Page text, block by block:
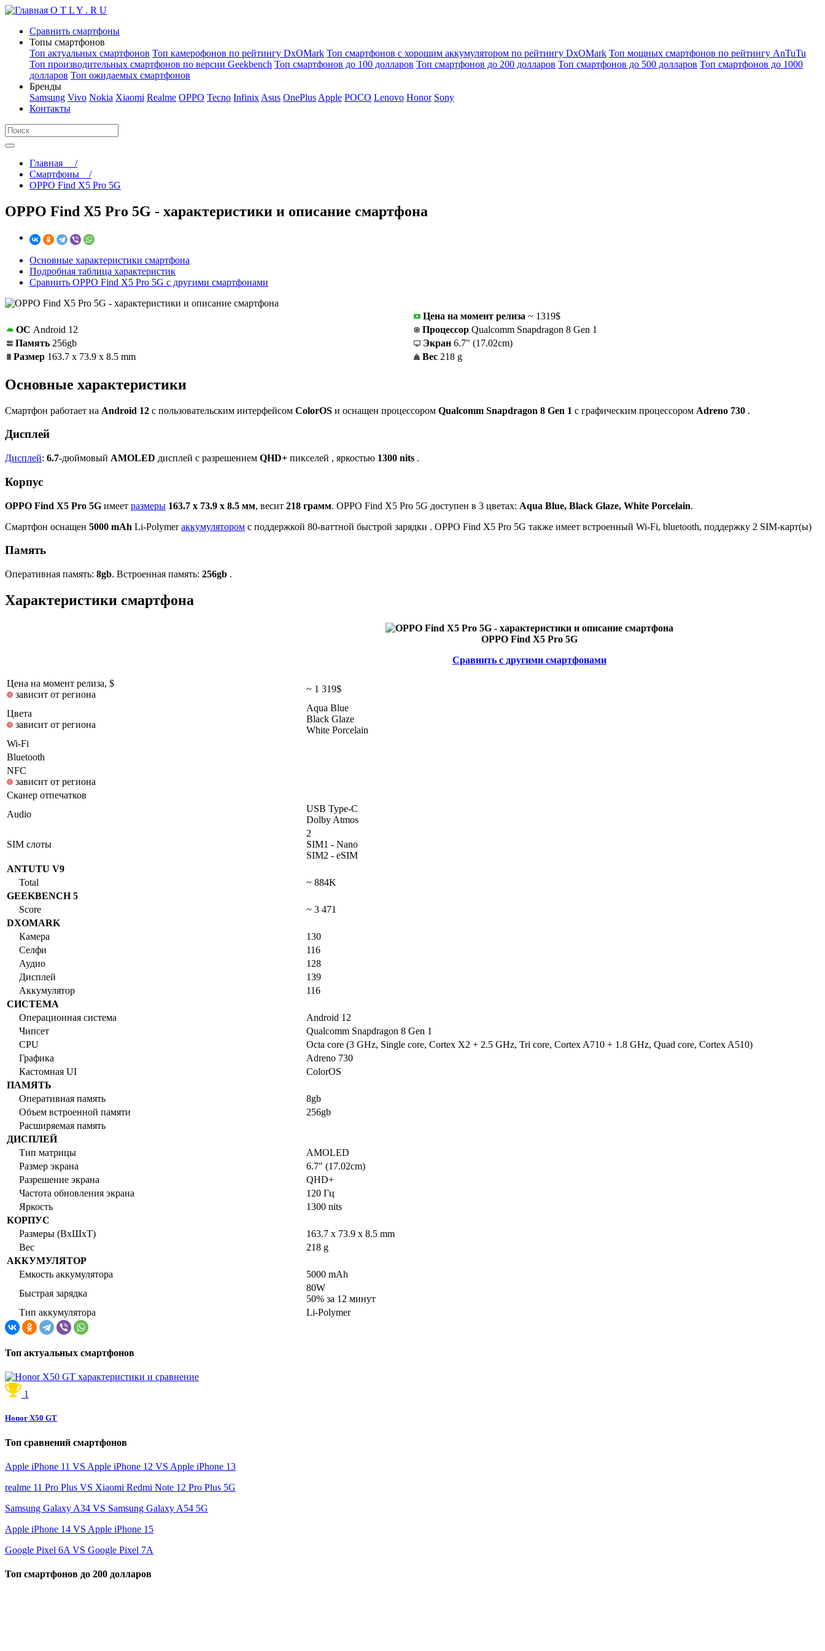
O T L Y . R U
Сравнить смартфоны
Топы смартфонов
Топ актуальных смартфонов Топ камерофонов по рейтингу DxOMark Топ смартфонов с хорошим аккумулятором по рейтингу DxOMark Топ мощных смартфонов по рейтингу AnTuTu
Топ производительных смартфонов по версии Geekbench Топ смартфонов до 100 долларов Топ смартфонов до 200 долларов Топ смартфонов до 500 долларов Топ смартфонов до 1000
долларов Топ ожидаемых смартфонов
Бренды
Samsung Vivo Nokia Xiaomi Realme OPPO Tecno Infinix Asus OnePlus Apple POCO Lenovo Honor Sony
Контакты
Главная
/
Смартфоны /
OPPO Find X5 Pro 5G
OPPO Find X5 Pro 5G - характеристики и описание смартфона
Основные характеристики смартфона
Подробная таблица характеристик
Сравнить OPPO Find X5 Pro 5G с другими смартфонами
Цена на момент релиза ~ 1319$
ОС Android 12 ПроцессорQualcomm Snapdragon 8 Gen 1
Память256gb Экран6.7" (17.02cm)
Размер 163.7 x 73.9 x 8.5 mm Вес218 g
Основные характеристики
Смартфон работает на Android 12 c пользовательским интерфейсом ColorOS и оснащен процессором Qualcomm Snapdragon 8 Gen 1 с графическим процессором Adreno 730 .
Дисплей
Дисплей: 6.7-дюймовый AMOLED дисплей с разрешением QHD+ пикселей , яркостью 1300 nits .
Корпус
OPPO Find X5 Pro 5G имеет размеры 163.7 x 73.9 x 8.5 мм, весит 218 грамм. OPPO Find X5 Pro 5G доступен в 3 цветах: Aqua Blue, Black Glaze, White Porcelain.
Смартфон оснащен 5000 mAh Li-Polymerаккумулятором с поддержкой 80-ваттной быстрой зарядки . OPPO Find X5 Pro 5G также имеет встроенный Wi-Fi, bluetooth, поддержку 2 SIM-карт(ы)
Память
Оперативная память: 8gb. Встроенная память: 256gb .
Характеристики смартфона
OPPO Find X5 Pro 5G
Сравнить с другими смартфонами
Цена на момент релиза, $
зависит от региона
~ 1 319$
Цвета
зависит от региона
Aqua Blue
Black Glaze
White Porcelain
Wi-Fi
Bluetooth
NFC
зависит от региона
Сканер отпечатков
Audio
USB Type-C
Dolby Atmos
SIM слоты
2
SIM1 - Nano
SIM2 - eSIM
ANTUTU V9
Total
~ 884K
GEEKBENCH 5
Score
~ 3 471
DXOMARK
Камера
130
Селфи
116
Аудио
128
Дисплей
139
Аккумулятор
116
СИСТЕМА
Операционная система
Android 12
Чипсет
Qualcomm Snapdragon 8 Gen 1
CPU
Octa core (3 GHz, Single core, Cortex X2 + 2.5 GHz, Tri core, Cortex A710 + 1.8 GHz, Quad core, Cortex A510)
Графика
Adreno 730
Кастомная UI
ColorOS
ПАМЯТЬ
Оперативная память
8gb
Объем встроенной памяти
256gb
Расширяемая память
ДИСПЛЕЙ
Тип матрицы
AMOLED
Размер экрана
6.7" (17.02cm)
Разрешение экрана
QHD+
Частота обновления экрана
120 Гц
Яркость
1300 nits
КОРПУС
Размеры (ВхШхТ)
163.7 x 73.9 x 8.5 mm
Вес
218 g
АККУМУЛЯТОР
Емкость аккумулятора
5000 mAh
Быстрая зарядка
80W
50% за 12 минут
Тип аккумулятора
Li-Polymer
Топ актуальных смартфонов
1
Honor X50 GT
Топ сравнений смартфонов
Apple iPhone 11 VS Apple iPhone 12 VS Apple iPhone 13
realme 11 Pro Plus VS Xiaomi Redmi Note 12 Pro Plus 5G
Samsung Galaxy A34 VS Samsung Galaxy A54 5G
Apple iPhone 14 VS Apple iPhone 15
Google Pixel 6A VS Google Pixel 7A
Топ смартфонов до 200 долларов